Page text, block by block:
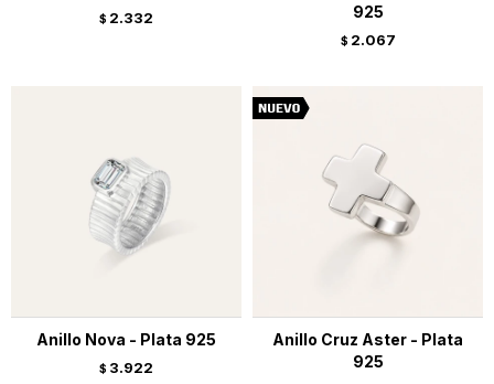
$ 2.332
925
$ 2.067
Anillo Nova - Plata 925
$ 3.922
Anillo Cruz Aster - Plata
925